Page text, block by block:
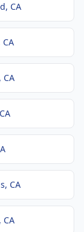
, CA
CA
, CA
, CA
, CA